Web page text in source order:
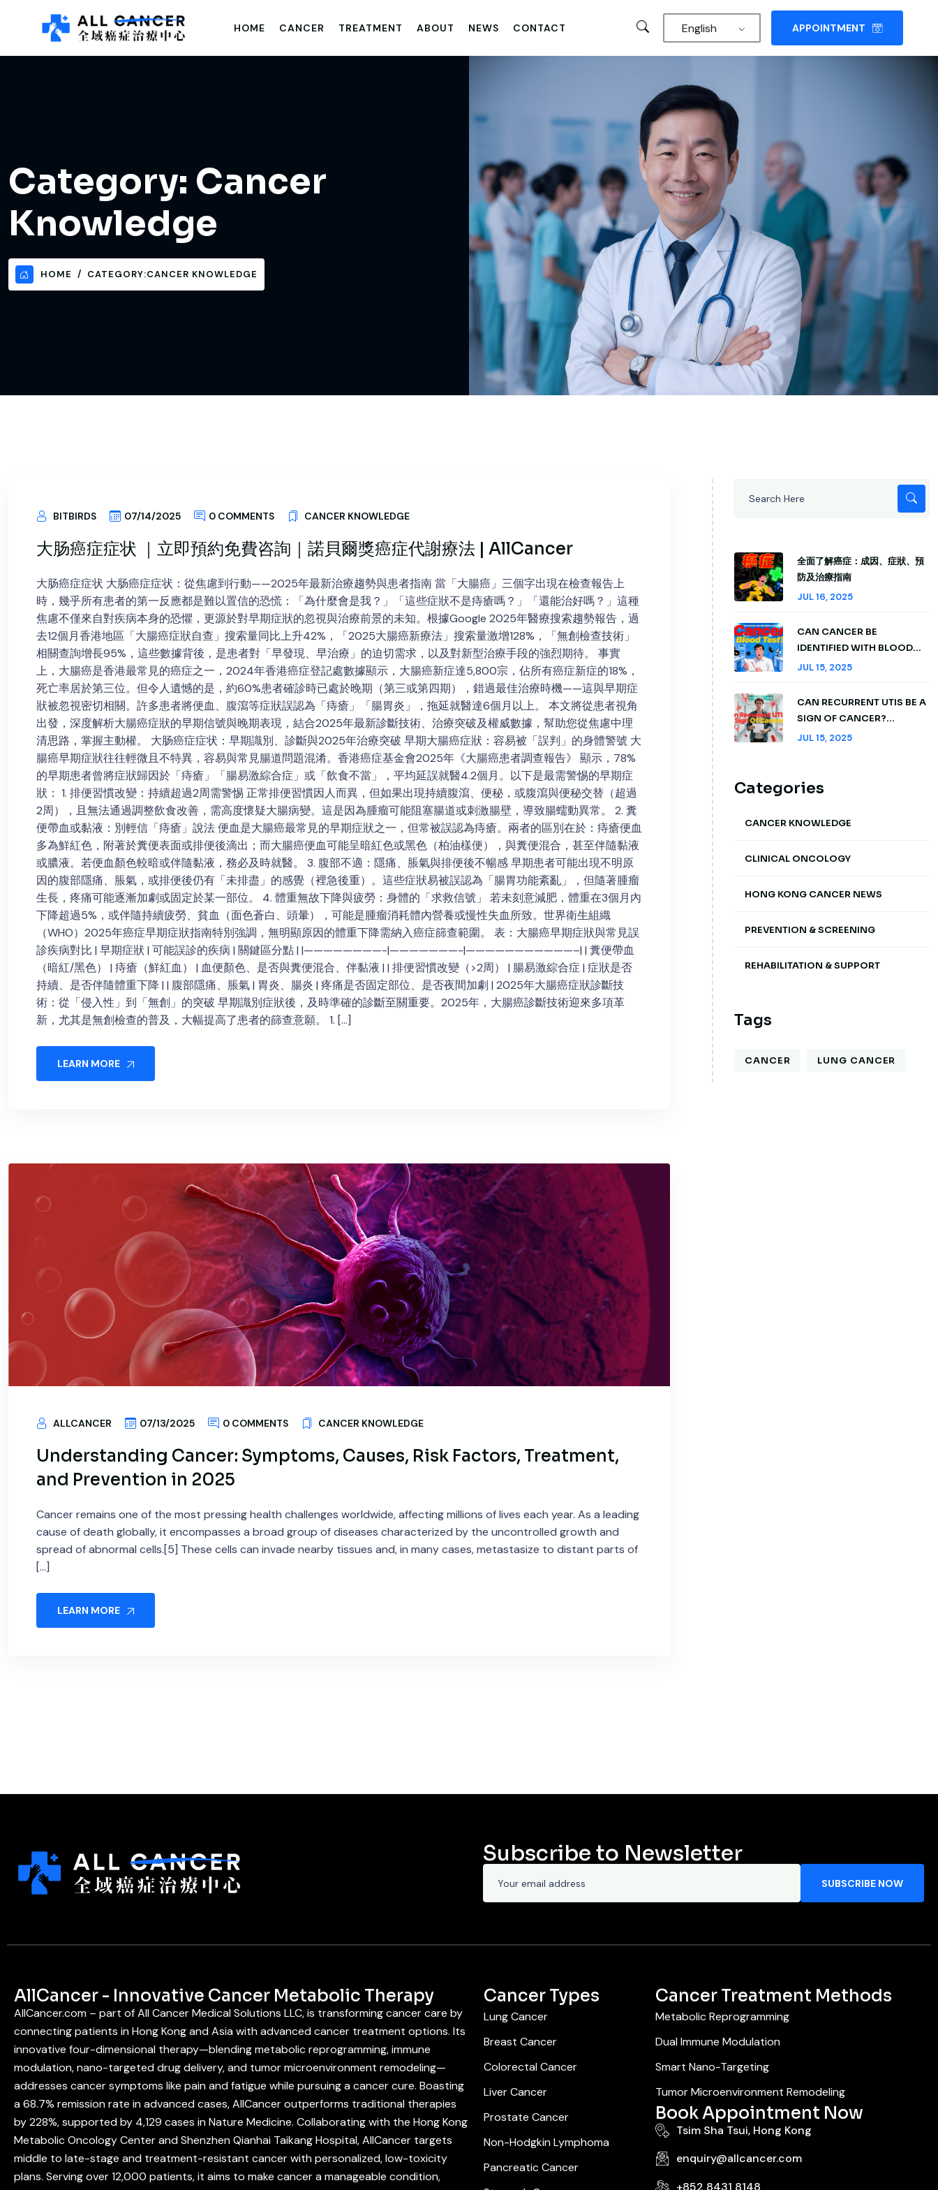
HOME CANCER TREATMENT ABOUT NEWS CONTACT English APPOINTMENT
Category: Cancer
Knowledge
HOME CATEGORY:CANCER KNOWLEDGE
BITBIRDS 07/14/2025 0 COMMENTS CANCER KNOWLEDGE
大肠癌症症状 ｜立即預約免費咨詢｜諾貝爾獎癌症代謝療法 | AllCancer
大肠癌症症状 大肠癌症症状：從焦慮到行動——2025年最新治療趨勢與患者指南 當「大腸癌」三個字出現在檢查報告上
時，幾乎所有患者的第一反應都是難以置信的恐慌：「為什麼會是我？」「這些症狀不是痔瘡嗎？」「還能治好嗎？」這種
焦慮不僅來自對疾病本身的恐懼，更源於對早期症狀的忽視與治療前景的未知。根據Google 2025年醫療搜索趨勢報告，過
去12個月香港地區「大腸癌症狀自查」搜索量同比上升42%，「2025大腸癌新療法」搜索量激增128%，「無創檢查技術」
相關查詢增長95%，這些數據背後，是患者對「早發現、早治療」的迫切需求，以及對新型治療手段的強烈期待。 事實
上，大腸癌是香港最常見的癌症之一，2024年香港癌症登記處數據顯示，大腸癌新症達5,800宗，佔所有癌症新症的18%，
死亡率居於第三位。但令人遺憾的是，約60%患者確診時已處於晚期（第三或第四期），錯過最佳治療時機——這與早期症
狀被忽視密切相關。許多患者將便血、腹瀉等症狀誤認為「痔瘡」「腸胃炎」，拖延就醫達6個月以上。 本文將從患者視角
出發，深度解析大腸癌症狀的早期信號與晚期表現，結合2025年最新診斷技術、治療突破及權威數據，幫助您從焦慮中理
清思路，掌握主動權。 大肠癌症症状：早期識別、診斷與2025年治療突破 早期大腸癌症狀：容易被「誤判」的身體警號 大
腸癌早期症狀往往輕微且不特異，容易與常見腸道問題混淆。香港癌症基金會2025年《大腸癌患者調查報告》 顯示，78%
的早期患者曾將症狀歸因於「痔瘡」「腸易激綜合症」或「飲食不當」，平均延誤就醫4.2個月。以下是最需警惕的早期症
狀： 1. 排便習慣改變：持續超過2周需警惕 正常排便習慣因人而異，但如果出現持續腹瀉、便秘，或腹瀉與便秘交替（超過
2周），且無法通過調整飲食改善，需高度懷疑大腸病變。這是因為腫瘤可能阻塞腸道或刺激腸壁，導致腸蠕動異常。 2. 糞
便帶血或黏液：別輕信「痔瘡」說法 便血是大腸癌最常見的早期症狀之一，但常被誤認為痔瘡。兩者的區別在於：痔瘡便血
多為鮮紅色，附著於糞便表面或排便後滴出；而大腸癌便血可能呈暗紅色或黑色（柏油樣便），與糞便混合，甚至伴隨黏液
或膿液。若便血顏色較暗或伴隨黏液，務必及時就醫。 3. 腹部不適：隱痛、脹氣與排便後不暢感 早期患者可能出現不明原
因的腹部隱痛、脹氣，或排便後仍有「未排盡」的感覺（裡急後重）。這些症狀易被誤認為「腸胃功能紊亂」，但隨著腫瘤
生長，疼痛可能逐漸加劇或固定於某一部位。 4. 體重無故下降與疲勞：身體的「求救信號」 若未刻意減肥，體重在3個月內
下降超過5%，或伴隨持續疲勞、貧血（面色蒼白、頭暈），可能是腫瘤消耗體內營養或慢性失血所致。世界衛生組織
（WHO）2025年癌症早期症狀指南特別強調，無明顯原因的體重下降需納入癌症篩查範圍。 表：大腸癌早期症狀與常見誤
診疾病對比 | 早期症狀 | 可能誤診的疾病 | 關鍵區分點 | |————————-|———————-|———————————–| | 糞便帶血
（暗紅/黑色） | 痔瘡（鮮紅血） | 血便顏色、是否與糞便混合、伴黏液 | | 排便習慣改變（>2周） | 腸易激綜合症 | 症狀是否
持續、是否伴隨體重下降 | | 腹部隱痛、脹氣 | 胃炎、腸炎 | 疼痛是否固定部位、是否夜間加劇 | 2025年大腸癌症狀診斷技
術：從「侵入性」到「無創」的突破 早期識別症狀後，及時準確的診斷至關重要。2025年，大腸癌診斷技術迎來多項革
新，尤其是無創檢查的普及，大幅提高了患者的篩查意願。 1. […]
LEARN MORE
ALLCANCER 07/13/2025 0 COMMENTS CANCER KNOWLEDGE
Understanding Cancer: Symptoms, Causes, Risk Factors, Treatment,
and Prevention in 2025
Cancer remains one of the most pressing health challenges worldwide, affecting millions of lives each year. As a leading
cause of death globally, it encompasses a broad group of diseases characterized by the uncontrolled growth and
spread of abnormal cells.[5] These cells can invade nearby tissues and, in many cases, metastasize to distant parts of
[…]
LEARN MORE
全面了解癌症：成因、症狀、預
防及治療指南
JUL 16, 2025
CAN CANCER BE
IDENTIFIED WITH BLOOD
TEST: EXPLORING
JUL 15, 2025
CAN RECURRENT UTIS BE A
SIGN OF CANCER?
UNDERSTANDING RISKS
JUL 15, 2025
Categories
CANCER KNOWLEDGE
CLINICAL ONCOLOGY
HONG KONG CANCER NEWS
PREVENTION & SCREENING
REHABILITATION & SUPPORT
Tags
CANCER LUNG CANCER
Subscribe to Newsletter
AllCancer - Innovative Cancer Metabolic Therapy
AllCancer.com – part of All Cancer Medical Solutions LLC, is transforming cancer care by
connecting patients in Hong Kong and Asia with advanced cancer treatment options. Its
innovative four-dimensional therapy—blending metabolic reprogramming, immune
modulation, nano-targeted drug delivery, and tumor microenvironment remodeling—
addresses cancer symptoms like pain and fatigue while pursuing a cancer cure. Boasting
a 68.7% remission rate in advanced cases, AllCancer outperforms traditional therapies
by 228%, supported by 4,129 cases in Nature Medicine. Collaborating with the Hong Kong
Metabolic Oncology Center and Shenzhen Qianhai Taikang Hospital, AllCancer targets
middle to late-stage and treatment-resistant cancer with personalized, low-toxicity
plans. Serving over 12,000 patients, it aims to make cancer a manageable condition,
Cancer Treatment Methods
Metabolic Reprogramming
Dual Immune Modulation
Smart Nano-Targeting
Tumor Microenvironment Remodeling
Book Appointment Now
Tsim Sha Tsui, Hong Kong
enquiry@allcancer.com
+852 8431 8148
Cancer Types
Lung Cancer
Breast Cancer
Colorectal Cancer
Liver Cancer
Prostate Cancer
Non-Hodgkin Lymphoma
Pancreatic Cancer